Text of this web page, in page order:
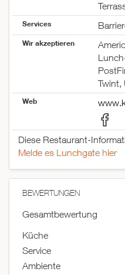
Services
Wir akzeptieren
Twint,
Web
Diese Restaurant-
Melde es Lunchgate hier
BEWERTUNGEN
Gesamtbewertung
Küche
Service
Ambiente